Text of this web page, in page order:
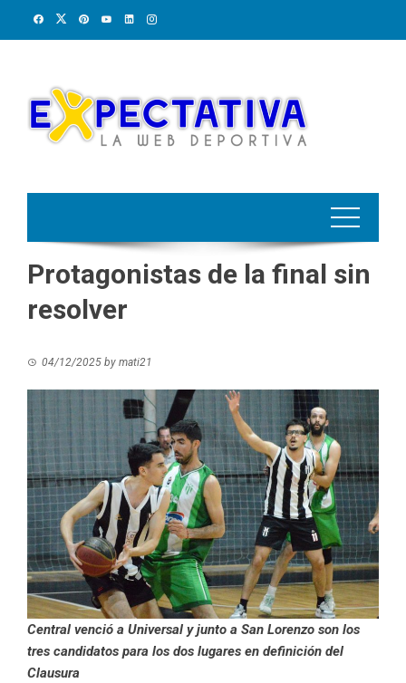
Protagonistas de la final sin
resolver
04/12/2025 by mati21
Central venció a Universal y junto a San Lorenzo son los
tres candidatos para los dos lugares en definición del
Clausura